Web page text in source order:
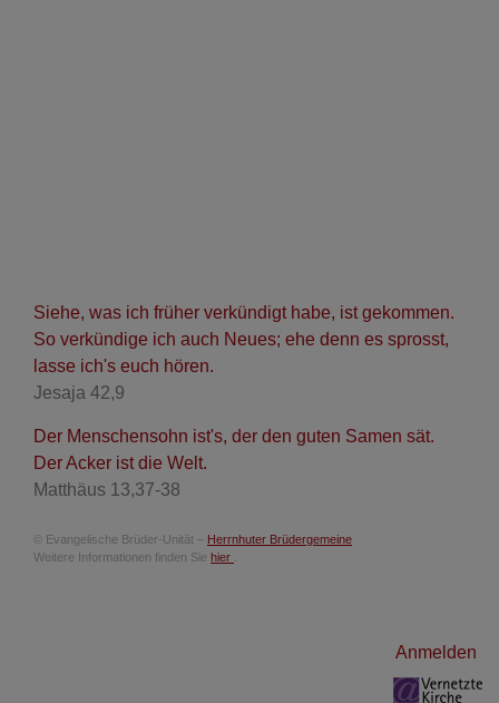
Siehe, was ich früher verkündigt habe, ist gekommen.
So verkündige ich auch Neues; ehe denn es sprosst,
lasse ich's euch hören.
Jesaja 42,9
Der Menschensohn ist's, der den guten Samen sät.
Der Acker ist die Welt.
Matthäus 13,37-38
© Evangelische Brüder-Unität – Herrnhuter Brüdergemeine
Weitere Informationen finden Sie hier .
Anmelden